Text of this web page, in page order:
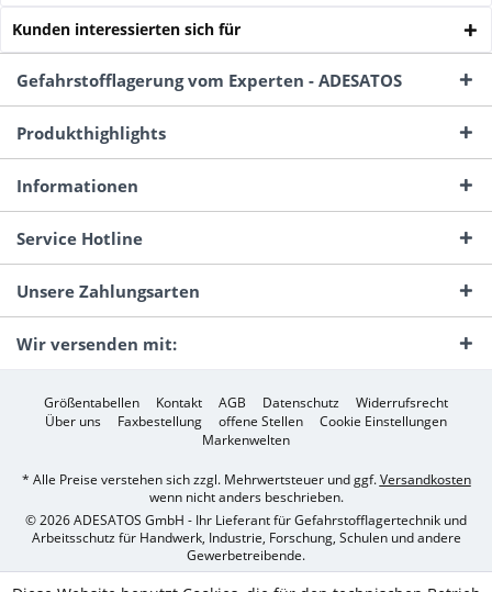
Kunden interessierten sich für
Gefahrstofflagerung vom Experten - ADESATOS
Produkthighlights
Informationen
Service Hotline
Unsere Zahlungsarten
Wir versenden mit:
Größentabellen Kontakt AGB Datenschutz
Widerrufsrecht
Über uns
Faxbestellung offene Stellen
Cookie Einstellungen
Markenwelten
* Alle Preise verstehen sich zzgl. Mehrwertsteuer und ggf.Versandkosten
wenn nicht anders beschrieben.
© 2026 ADESATOS GmbH - Ihr Lieferant für Gefahrstofflagertechnik und
Arbeitsschutz für Handwerk, Industrie, Forschung, Schulen und andere
Gewerbetreibende.